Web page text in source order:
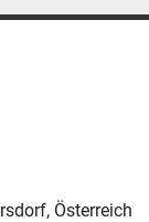
Österreich